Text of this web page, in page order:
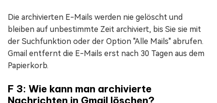
Die archivierten E-Mails werden nie gelöscht und
bleiben auf unbestimmte Zeit archiviert, bis Sie sie mit
der Suchfunktion oder der Option "Alle Mails" abrufen.
Gmail entfernt die E-Mails erst nach 30 Tagen aus dem
Papierkorb.
F 3: Wie kann man archivierte
Nachrichten in Gmail löschen?